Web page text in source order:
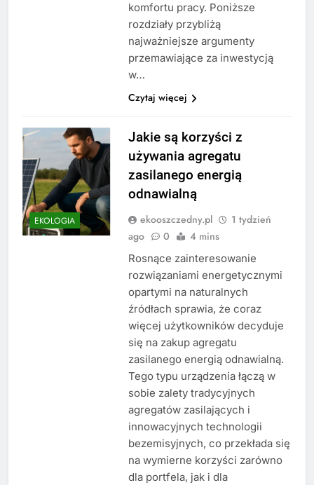
komfortu pracy. Poniższe
rozdziały przybliżą
najważniejsze argumenty
przemawiające za inwestycją
w…
Czytaj więcej
EKOLOGIA
Jakie są korzyści z
używania agregatu
zasilanego energią
odnawialną
ekooszczedny.pl
1 tydzień
ago
0 4 mins
Rosnące zainteresowanie
rozwiązaniami energetycznymi
opartymi na naturalnych
źródłach sprawia, że coraz
więcej użytkowników decyduje
się na zakup agregatu
zasilanego energią odnawialną.
Tego typu urządzenia łączą w
sobie zalety tradycyjnych
agregatów zasilających i
innowacyjnych technologii
bezemisyjnych, co przekłada się
na wymierne korzyści zarówno
dla portfela, jak i dla